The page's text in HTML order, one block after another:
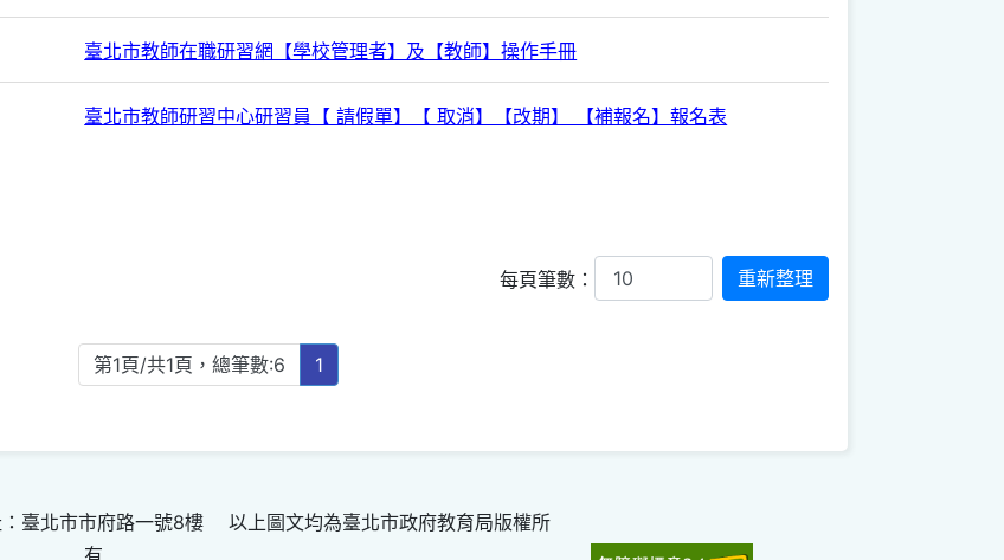
臺北市教師在職研習網【學校管理者】及【教師】操作手冊
臺北市教師研習中心研習員【 請假單】【 取消】【改期】 【補報名】報名表
每頁筆數：
第1頁/共1頁，總筆數:6 1
臺北市市府路一號8樓 以上圖文均為臺北市政府教育局版權所